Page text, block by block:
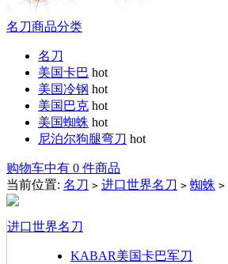
名刀商品分类
名刀
美国卡巴 hot
美国冷钢 hot
美国巴克 hot
美国蜘蛛 hot
尼泊尔狗腿弯刀 hot
购物车中有 0 件商品
当前位置: 名刀 > 进口世界名刀 > 蜘蛛 >
进口世界名刀
KABAR美国卡巴军刀